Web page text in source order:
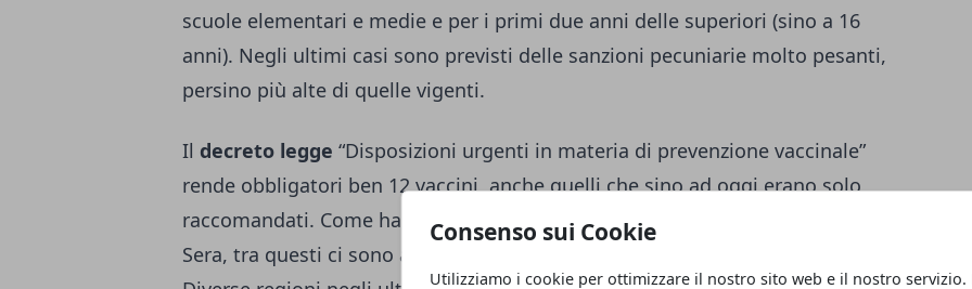
Consenso sui Cookie
Utilizziamo i cookie per ottimizzare il nostro sito web e il nostro servizio.
scuole elementari e medie e per i primi due anni delle superiori (sino a 16
anni). Negli ultimi casi sono previsti delle sanzioni pecuniarie molto pesanti,
persino più alte di quelle vigenti.
Il decreto legge “Disposizioni urgenti in materia di prevenzione vaccinale”
rende obbligatori ben 12 vaccini, anche quelli che sino ad oggi erano solo
raccomandati. Come ha spiegato il
ministro Lorenzin
Sera, tra questi ci sono anche il vaccino contro il morbillo e la meningite.